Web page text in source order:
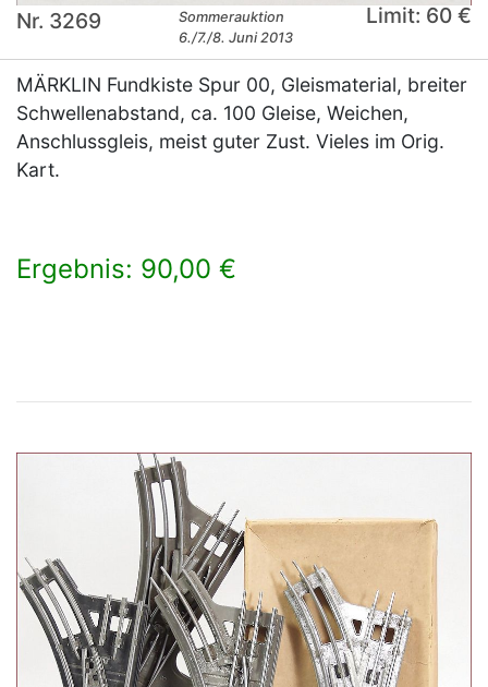
Nr. 3269
Sommerauktion
6./7./8. Juni 2013
Limit: 60 €
MÄRKLIN Fundkiste Spur 00, Gleismaterial, breiter
Schwellenabstand, ca. 100 Gleise, Weichen,
Anschlussgleis, meist guter Zust. Vieles im Orig.
Kart.
Ergebnis: 90,00 €